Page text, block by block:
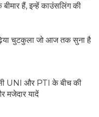
हैं, इन्हें काउंसलिंग की
चुटकुला जो आज तक सुना है
UNI और PTI के बीच की
मजेदार यादें